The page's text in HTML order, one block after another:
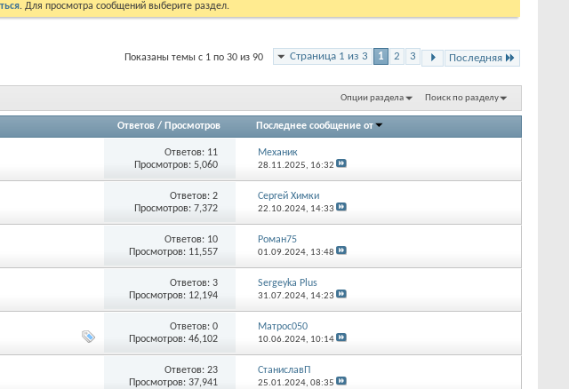
. Для просмотра сообщений выберите раздел.
Страница 1 из 3 1 2 3 Последняя
Показаны темы с 1 по 30 из 90
Опции раздела Поиск по разделу
Ответов / Просмотров Последнее сообщение от
Ответов: 11
Просмотров: 5,060
Механик
28.11.2025, 16:32
Ответов:2
Просмотров: 7,372
Сергей Химки
22.10.2024, 14:33
Ответов: 10
Просмотров: 11,557
Роман75
01.09.2024, 13:48
Ответов:3
Просмотров: 12,194
Sergeyka Plus
31.07.2024, 14:23
Ответов:0
Просмотров: 46,102
Матрос050
10.06.2024, 10:14
Ответов:23
Просмотров: 37,941
СтаниславП
25.01.2024, 08:35